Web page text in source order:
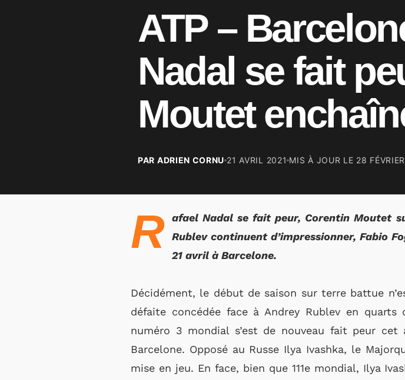
ATP –
Nadal se fait
Moutet
PAR ADRIEN CORNU 21 AVRIL 2021 MIS À JOUR LE 28
R afael Nadal se fait peur, Corentin Moutet
Rublev continuent d’impressionner, Fabio
21 avril à Barcelone.
Décidément, le début de saison sur terre battue
défaite concédée face à Andrey Rublev en
numéro 3 mondial s’est de nouveau fait peur
Barcelone. Opposé au Russe Ilya Ivashka, le
mise en jeu. En face, bien que 111e mondial, Ilya